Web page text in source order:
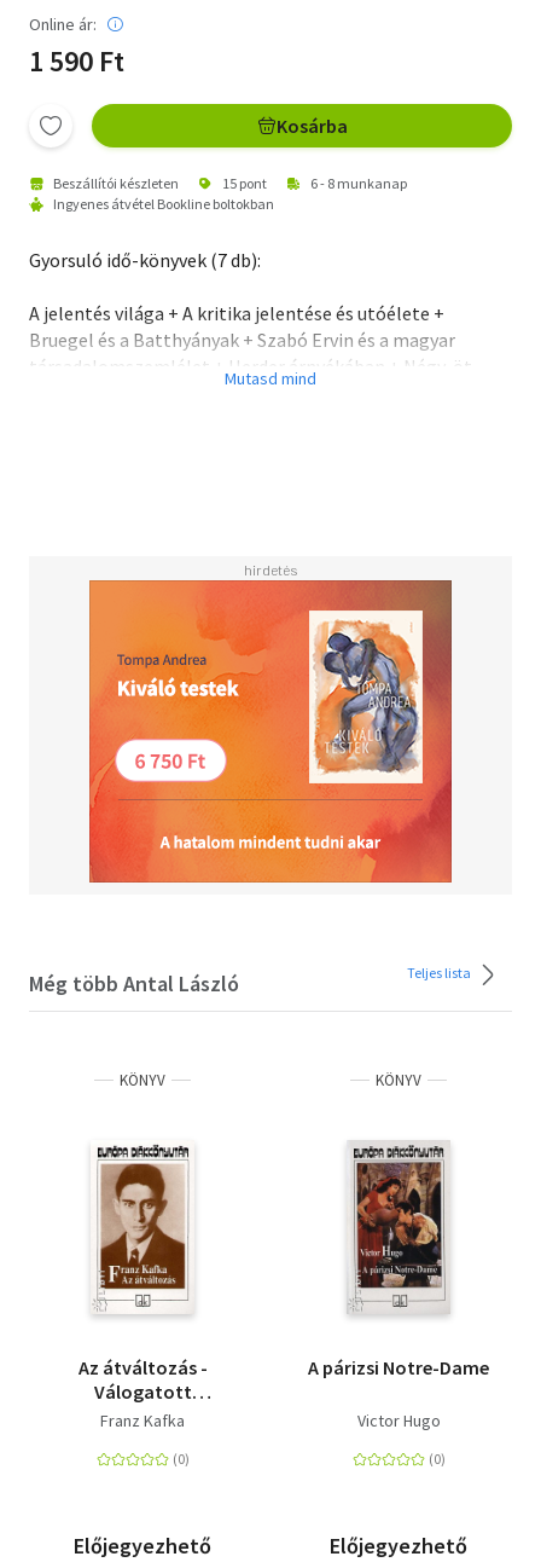
Online ár:
1 590 Ft
Kosárba
Beszállítói készleten 15 pont
6 - 8 munkanap
Ingyenes átvétel Bookline boltokban
Gyorsuló idő-könyvek (7 db):
A jelentés világa + A kritika jelentése és utóélete +
Bruegel és a Batthyányak + Szabó Ervin és a magyar
társadalomszemlélet + Herder árnyékában + Négy-öt
magyar összehajol... + Problémák a Nyugat körül
Még több Antal László Teljes lista
KÖNYV
Az átváltozás -
Válogatott
elbeszélések
Franz Kafka
Előjegyezhető
KÖNYV
A párizsi Notre-Dame
Victor Hugo
Előjegyezhető